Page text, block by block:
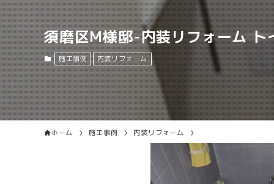
須磨区M様邸-内装リフォーム ト
施工事例 内装リフォーム
ホーム 施工事例 内装リフォーム